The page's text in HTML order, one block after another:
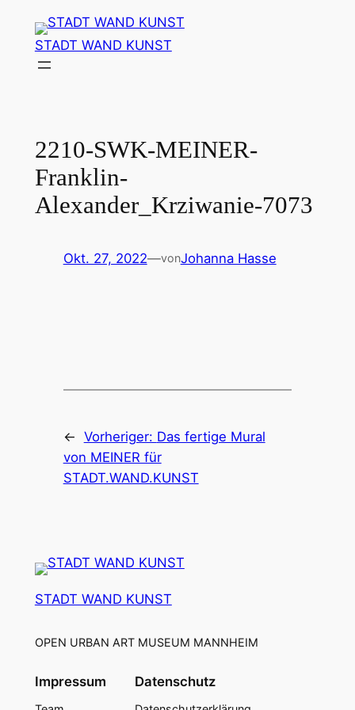
Inhalt
springen
STADT WAND KUNST
2210-SWK-MEINER-
Franklin-
Alexander_Krziwanie-7073
Okt. 27, 2022—vonJohanna Hasse
← Vorheriger: Das fertige Mural
von MEINER für
STADT.WAND.KUNST
STADT WAND KUNST
OPEN URBAN ART MUSEUM MANNHEIM
Impressum Datenschutz